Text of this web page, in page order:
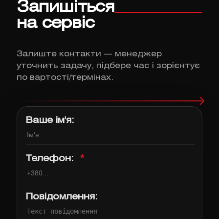
Запишіться
на сервіс
Залиште контакти — менеджер
уточнить задачу, підбере час і зорієнтує
по вартості/термінах.
Ваше ім'я:
Телефон: *
Повідомлення: